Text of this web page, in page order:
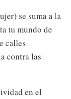
se suma a la
tu mundo de
calles
contra las
en el